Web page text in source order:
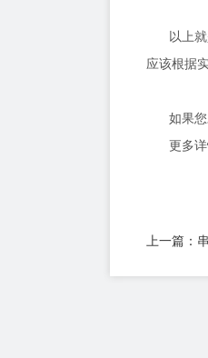
以上
应该根据
如果
更多
上一篇：